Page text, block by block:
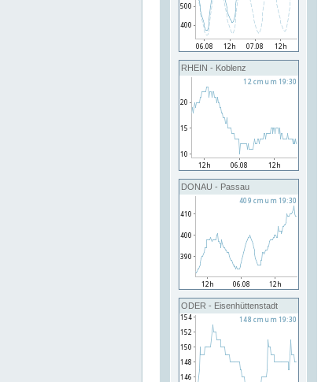
RHEIN - Koblenz
DONAU - Passau
ODER - Eisenhüttenstadt